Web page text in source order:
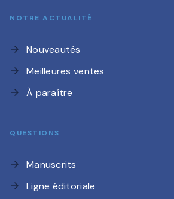
NOTRE ACTUALITÉ
arrow_forward Nouveautés
arrow_forward Meilleures ventes
arrow_forward À paraître
QUESTIONS
arrow_forward Manuscrits
arrow_forward Ligne éditoriale